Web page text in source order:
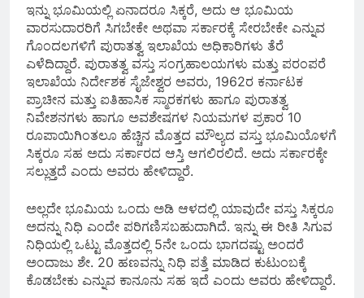
ಇನ್ನು ಭೂಮಿಯಲ್ಲಿ ಏನಾದರೂ ಸಿಕ್ಕರೆ, ಅದು ಆ ಭೂಮಿಯ
ವಾರಸುದಾರರಿಗೆ ಸಿಗಬೇಕೇ ಅಥವಾ ಸರ್ಕಾರಕ್ಕೆ ಸೇರಬೇಕೇ ಎನ್ನುವ
ಗೊಂದಲಗಳಿಗೆ ಪುರಾತತ್ವ ಇಲಾಖೆಯ ಅಧಿಕಾರಿಗಳು ತೆರೆ
ಎಳೆದಿದ್ದಾರೆ. ಪುರಾತತ್ವ ವಸ್ತು ಸಂಗ್ರಹಾಲಯಗಳು ಮತ್ತು ಪರಂಪರೆ
ಇಲಾಖೆಯ ನಿರ್ದೇಶಕ ಸೈಜೇಶ್ವರ ಅವರು, 1962ರ ಕರ್ನಾಟಕ
ಪ್ರಾಚೀನ ಮತ್ತು ಐತಿಹಾಸಿಕ ಸ್ಮಾರಕಗಳು ಹಾಗೂ ಪುರಾತತ್ವ
ನಿವೇಶನಗಳು ಹಾಗೂ ಅವಶೇಷಗಳ ನಿಯಮಗಳ ಪ್ರಕಾರ 10
ರೂಪಾಯಿಗಿಂತಲೂ ಹೆಚ್ಚಿನ ಮೊತ್ತದ ಮೌಲ್ಯದ ವಸ್ತು ಭೂಮಿಯೊಳಗೆ
ಸಿಕ್ಕರೂ ಸಹ ಅದು ಸರ್ಕಾರದ ಆಸ್ತಿ ಆಗಲಿರಲಿದೆ. ಅದು ಸರ್ಕಾರಕ್ಕೇ
ಸಲ್ಲುತ್ತದೆ ಎಂದು ಅವರು ಹೇಳಿದ್ದಾರೆ.
ಅಲ್ಲದೇ ಭೂಮಿಯ ಒಂದು ಅಡಿ ಆಳದಲ್ಲಿ ಯಾವುದೇ ವಸ್ತು ಸಿಕ್ಕರೂ
ಅದನ್ನು ನಿಧಿ ಎಂದೇ ಪರಿಗಣಿಸಬಹುದಾಗಿದೆ. ಇನ್ನು ಈ ರೀತಿ ಸಿಗುವ
ನಿಧಿಯಲ್ಲಿ ಒಟ್ಟು ಮೊತ್ತದಲ್ಲಿ 5ನೇ ಒಂದು ಭಾಗದಷ್ಟು ಅಂದರೆ
ಅಂದಾಜು ಶೇ. 20 ಹಣವನ್ನು ನಿಧಿ ಪತ್ತೆ ಮಾಡಿದ ಕುಟುಂಬಕ್ಕೆ
ಕೊಡಬೇಕು ಎನ್ನುವ ಕಾನೂನು ಸಹ ಇದೆ ಎಂದು ಅವರು ಹೇಳಿದ್ದಾರೆ.